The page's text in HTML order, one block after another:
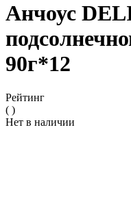
Анчоус
90г*12
Рейтинг
( )
Нет в наличии